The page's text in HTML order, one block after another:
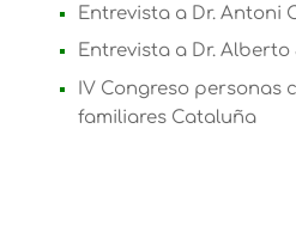
Entrevista a Dr. Antoni
Entrevista a Dr.
IV Congreso personas
familiares Cataluña